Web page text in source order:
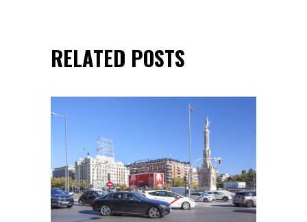
RELATED POSTS